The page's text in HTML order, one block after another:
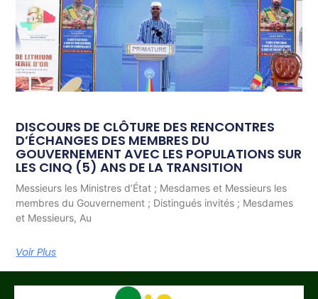
DISCOURS DE CLÔTURE DES RENCONTRES
D’ÉCHANGES DES MEMBRES DU
GOUVERNEMENT AVEC LES POPULATIONS SUR
LES CINQ (5) ANS DE LA TRANSITION
Messieurs les Ministres d’État ; Mesdames et Messieurs les
membres du Gouvernement ; Distingués invités ; Mesdames
et Messieurs, Au
Voir Plus